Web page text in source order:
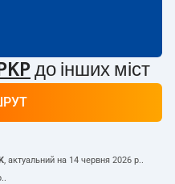
до інших міст
, актуальний на 14 червня 2026 р..
.